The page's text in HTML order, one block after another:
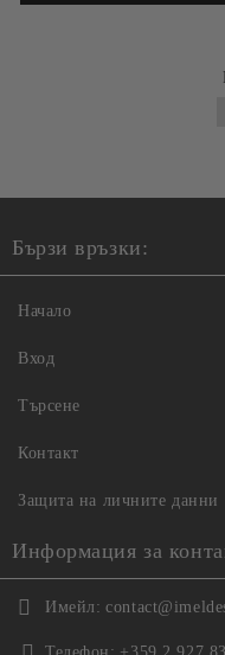
Бързи връзки:
Начало
Вход
Търсене
Контакт
Защита на личните данни
Информация за
Имейл: